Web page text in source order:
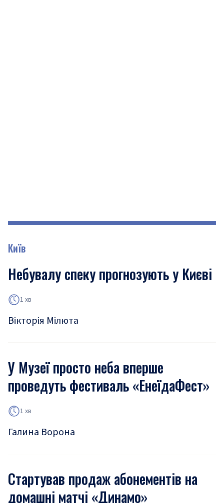
Київ
Небувалу спеку прогнозують у Києві
1 хв
Вікторія Мілюта
У Музеї просто неба вперше
проведуть фестиваль «ЕнеїдаФест»
1 хв
Галина Ворона
Стартував продаж абонементів на
домашні матчі «Динамо»